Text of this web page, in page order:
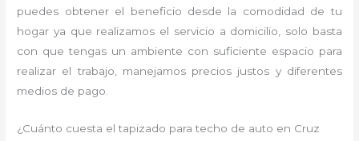
puedes obtener el beneficio desde la comodidad de tu
hogar ya que realizamos el servicio a domicilio, solo basta
con que tengas un ambiente con suficiente espacio para
realizar el trabajo, manejamos precios justos y diferentes
medios de pago.
¿Cuánto cuesta el tapizado para techo de auto en Cruz